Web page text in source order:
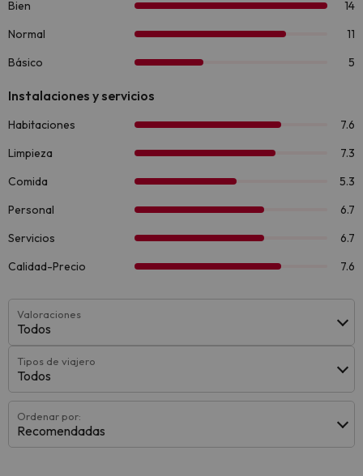
Valoraciones
Todos
Tipos de viajero
Todos
Ordenar por:
Recomendadas